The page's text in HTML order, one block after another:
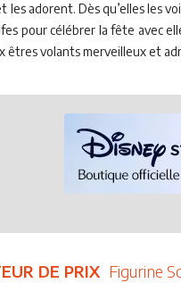
les adorent. Dès qu’elles les
pour célébrer la fête avec
êtres volants merveilleux et
DE PRIX Figurine